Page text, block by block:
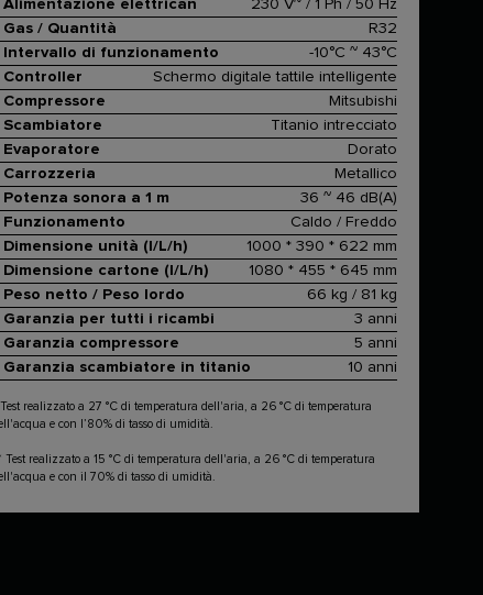
Alimentazione elettrican
230 V~ / 1 Ph / 50 Hz
Gas / Quantità
R32
Intervallo di funzionamento
-10°C ~ 43°C
Controller
Schermo digitale tattile intelligente
Compressore
Mitsubishi
Scambiatore
Titanio intrecciato
Evaporatore
Dorato
Carrozzeria
Metallico
Potenza sonora a 1 m
36 ~ 46 dB(A)
Funzionamento
Caldo / Freddo
Dimensione unità (l/L/h)
1000 * 390 * 622 mm
Dimensione cartone (l/L/h)
1080 * 455 * 645 mm
Peso netto / Peso lordo
66 kg / 81 kg
Garanzia per tutti i ricambi
3 anni
Garanzia compressore
5 anni
Garanzia scambiatore in titanio
10 anni
realizzato a 27 °C di temperatura dell'aria, a 26 °C di temperatura
e con l’80% di tasso di umidità.
Test realizzato a 15 °C di temperatura dell'aria, a 26 °C di temperatura
e con il 70% di tasso di umidità.